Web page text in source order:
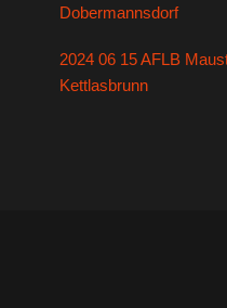
Dobermannsdorf
2024 06 15 AFLB
Kettlasbrunn